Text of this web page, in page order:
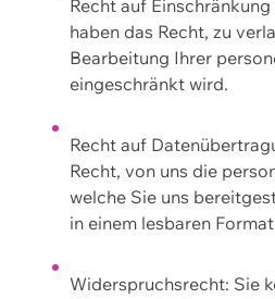
Recht auf
haben das Recht, zu
Bearbeitung Ihrer
eingeschränkt wird.
Recht auf
Recht, von uns die
welche Sie uns
in einem lesbaren
Widerspruchsrecht: Sie